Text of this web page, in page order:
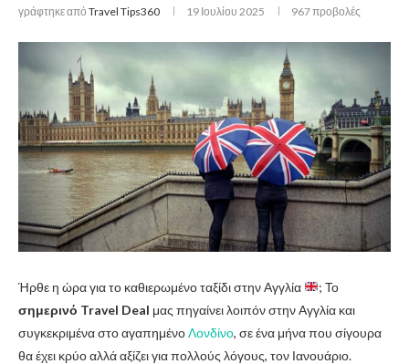
γράφτηκε από Travel Tips360 19 Ιουλίου 2025 967προβολές
Ήρθε η ώρα για το καθιερωμένο ταξίδι στην Αγγλία
; Το
σημερινό Travel Deal μας πηγαίνει λοιπόν στην Αγγλία και
συγκεκριμένα στο αγαπημένοΛονδίνο, σε ένα μήνα που σίγουρα
θα έχει κρύο αλλά αξίζει για πολλούς λόγους, τον Ιανουάριο.